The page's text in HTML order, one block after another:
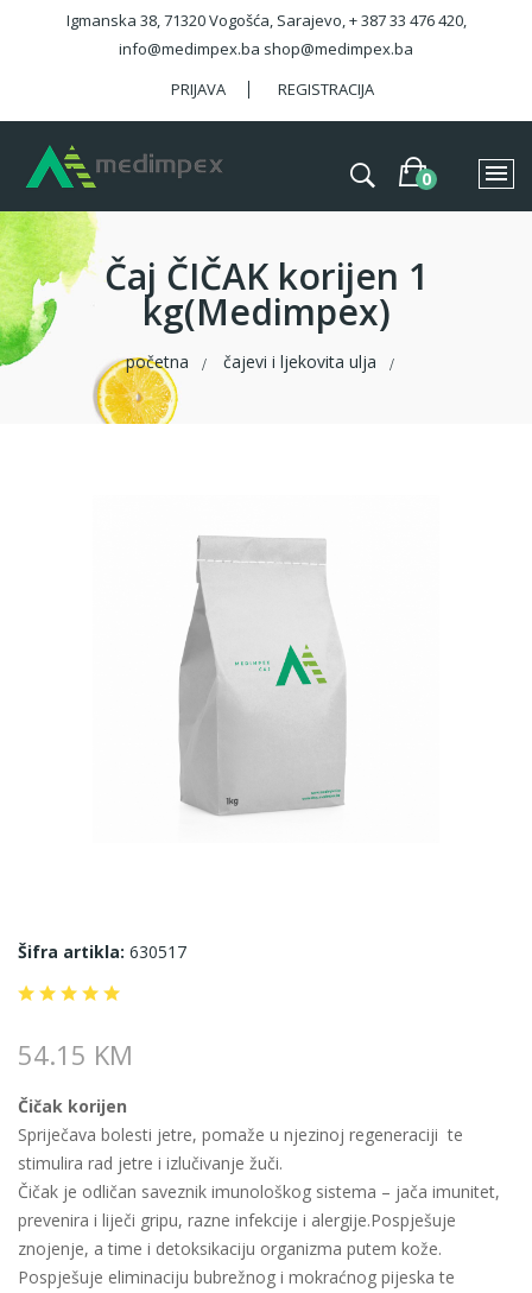
Igmanska 38, 71320 Vogošća, Sarajevo, + 387 33 476 420,
info@medimpex.ba shop@medimpex.ba
PRIJAVA
REGISTRACIJA
Čaj ČIČAK korijen 1
kg(Medimpex)
početna čajevi i ljekovita ulja
Šifra artikla: 630517
54.15 KM
Čičak korijen
Spriječava bolesti jetre, pomaže u njezinoj regeneraciji te
stimulira rad jetre i izlučivanje žuči.
Čičak je odličan saveznik imunološkog sistema – jača imunitet,
prevenira i liječi gripu, razne infekcije i alergije.Pospješuje
znojenje, a time i detoksikaciju organizma putem kože.
Pospješuje eliminaciju bubrežnog i mokraćnog pijeska te